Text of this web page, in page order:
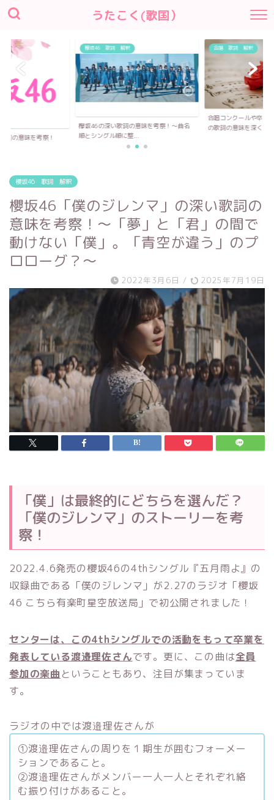
うたこく(歌国）
合唱 歌詞 解釈
合唱コンクールや卒業式で歌われる合唱曲
の歌詞の意味を深く...
櫻坂46 歌詞 解釈
櫻坂46「僕のジレンマ」の深い歌詞の
意味を考察！〜「夢」と「君」の間で
動けない「僕」。「青空が違う」のプ
ロローグ？～
2022年3月6日 / 2025年7月19日
「僕」は最終的にどちらを選んだ？
「僕のジレンマ」のストーリーを考
察！
2022.4.6発売の櫻坂46の4thシングル『五月雨よ』の
収録曲である「僕のジレンマ」が2.27のラジオ「櫻坂
46 こちら有楽町星空放送局」で初公開されました！
センターは、この4thシングルでの活動をもって卒業を
発表している渡邉理佐さんです。更に、この曲は全員
参加の楽曲 ということもあり、注目が集まっていま
す。
ラジオの中では渡邉理佐さんが
①渡邉理佐さんの周りを１期生が囲むフォーメー
ションであること。
②渡邉理佐さんがメンバー一人一人とそれぞれ絡
む振り付けがあること。